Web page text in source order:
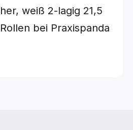
weiß 2-lagig 21,5
bei Praxispanda